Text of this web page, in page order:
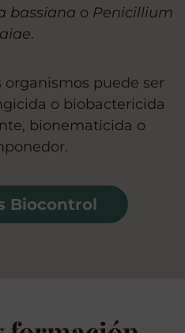
bassiana o Penicillium
.
organismos puede ser
o biobactericida
bionematicida o
Biocontrol